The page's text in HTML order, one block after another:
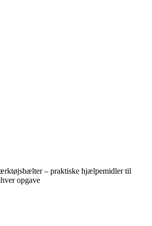
– praktiske hjælpemidler til
opgave